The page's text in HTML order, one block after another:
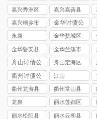
嘉兴秀洲区
讨债公司
嘉兴嘉善县
讨债公司
嘉兴桐乡市
讨债公司
金华讨债公
司
永康
金华婺城区
讨债公司
金华磐安县
讨债公司
金华兰溪市
讨债公司
舟山讨债公
司
舟山定海区
讨债公司
衢州讨债公
司
江山
衢州龙游县
讨债公司
衢州常山县
讨债公司
龙泉
丽水莲都区
讨债公司
丽水松阳县
丽水云和县